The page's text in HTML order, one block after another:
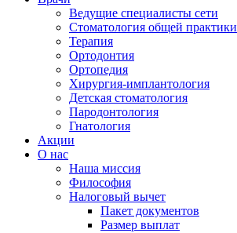
Ведущие специалисты сети
Стоматология общей практики
Терапия
Ортодонтия
Ортопедия
Хирургия-имплантология
Детская стоматология
Пародонтология
Гнатология
Акции
О нас
Наша миссия
Философия
Налоговый вычет
Пакет документов
Размер выплат